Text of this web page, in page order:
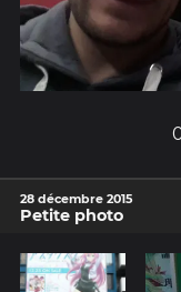
28 décembre 2015
Petite photo